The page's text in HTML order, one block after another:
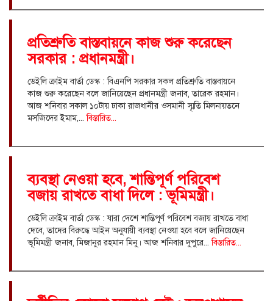
প্রতিশ্রুতি বাস্তবায়নে কাজ শুরু করেছেন
সরকার : প্রধানমন্ত্রী।
ডেইলি ক্রাইম বার্তা ডেস্ক : বিএনপি সরকার সকল প্রতিশ্রুতি বাস্তবায়নে
কাজ শুরু করেছেন বলে জানিয়েছেন প্রধানমন্ত্রী জনাব, তারেক রহমান।
আজ শনিবার সকাল ১০টায় ঢাকা রাজধানীর ওসমানী স্মৃতি মিলনায়তনে
মসজিদের ইমাম,...বিস্তারিত...
ব্যবস্থা নেওয়া হবে, শান্তিপূর্ণ পরিবেশ
বজায় রাখতে বাধা দিলে : ভূমিমন্ত্রী।
ডেইলি ক্রাইম বার্তা ডেস্ক : যারা দেশে শান্তিপূর্ণ পরিবেশ বজায় রাখতে বাধা
দেবে, তাদের বিরুদ্ধে আইন অনুযায়ী ব্যবস্থা নেওয়া হবে বলে জানিয়েছেন
ভূমিমন্ত্রী জনাব, মিজানুর রহমান মিনু। আজ শনিবার দুপুরে...বিস্তারিত...